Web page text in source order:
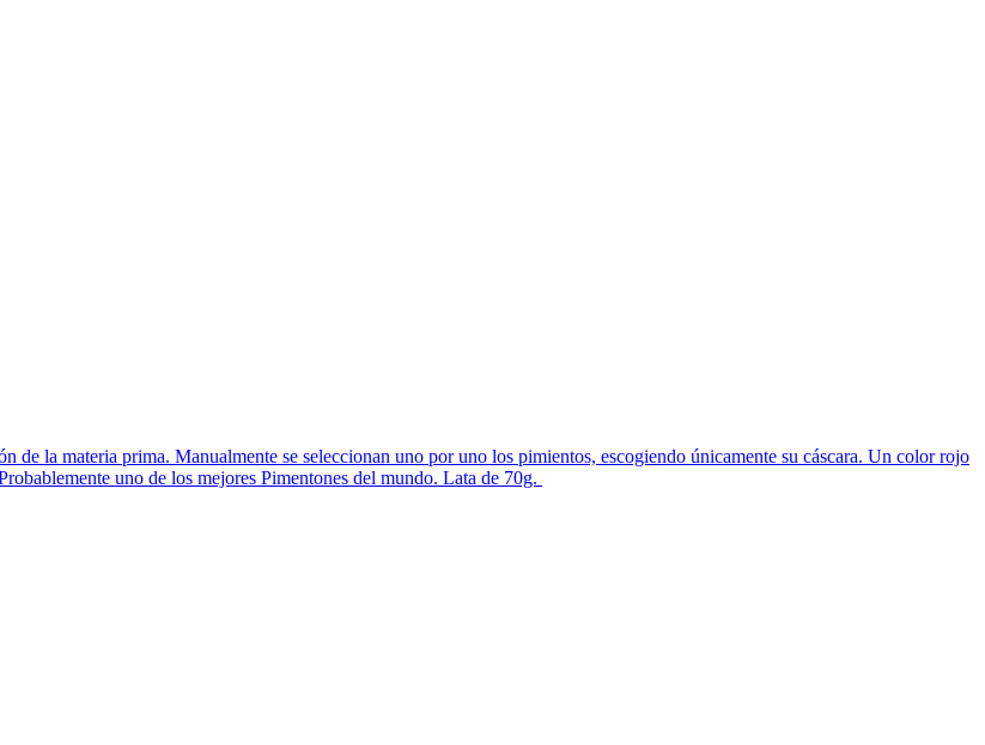
la materia prima. Manualmente se seleccionan uno por uno los pimientos, escogiendo únicamente su cáscara. Un color rojo
uno de los mejores Pimentones del mundo. Lata de 70g.